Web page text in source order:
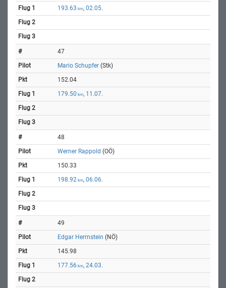
193.63 km, 02.05.
47
Mario Schupfer (Stk)
152.04
179.50 km, 11.07.
48
Werner Rappold (OÖ)
150.33
198.92 km, 06.06.
49
Edgar Herrnstein (NÖ)
145.98
177.56 km, 24.03.